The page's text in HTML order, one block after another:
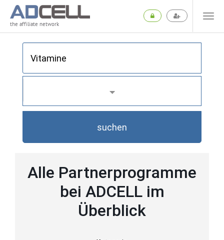
the affiliate network
suchen
Alle Partnerprogramme
bei ADCELL im
Überblick